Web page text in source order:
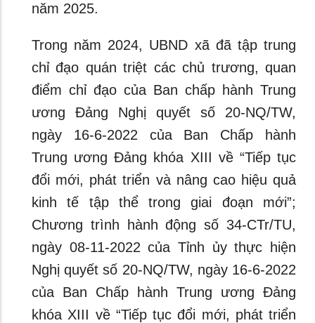
năm 2025.
Trong năm 2024, UBND xã đã tập trung
chỉ đạo quán triệt các chủ trương, quan
điểm chỉ đạo của Ban chấp hành Trung
ương Đảng Nghị quyết số 20-NQ/TW,
ngày 16-6-2022 của Ban Chấp hành
Trung ương Đảng khóa XIII về “Tiếp tục
đổi mới, phát triển và nâng cao hiệu quả
kinh tế tập thể trong giai đoạn mới”;
Chương trình hành động số 34-CTr/TU,
ngày 08-11-2022 của Tỉnh ủy thực hiện
Nghị quyết số 20-NQ/TW, ngày 16-6-2022
của Ban Chấp hành Trung ương Đảng
khóa XIII về “Tiếp tục đổi mới, phát triển